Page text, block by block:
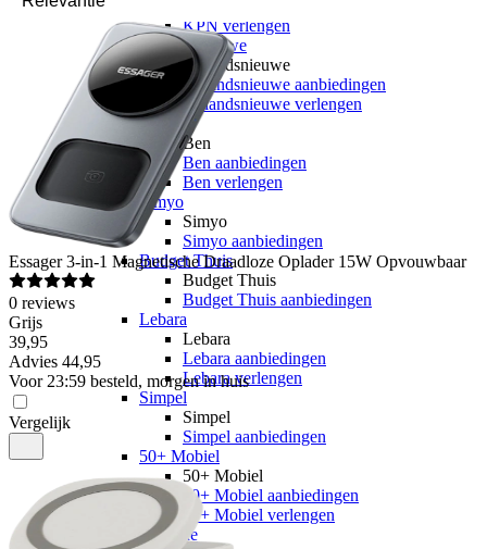
KPN verlengen
hollandsnieuwe
hollandsnieuwe
hollandsnieuwe aanbiedingen
hollandsnieuwe verlengen
Ben
Ben
Ben aanbiedingen
Ben verlengen
Simyo
Simyo
Simyo aanbiedingen
Budget Thuis
Budget Thuis
Budget Thuis aanbiedingen
Lebara
Lebara
Lebara aanbiedingen
Lebara verlengen
Simpel
Simpel
Simpel aanbiedingen
50+ Mobiel
50+ Mobiel
50+ Mobiel aanbiedingen
50+ Mobiel verlengen
Youfone
Essager 3-in-1 Magnetische Draadloze Oplader 15W Opvouwbaar
0 reviews
Grijs
39,95
Advies 44,95
Voor 23:59 besteld, morgen in huis
Vergelijk